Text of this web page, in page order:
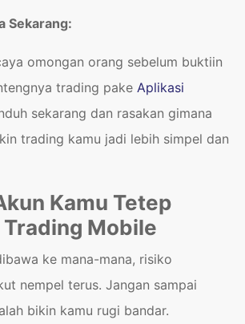
Sekarang:
omongan orang sebelum buktiin
trading pake Aplikasi
sekarang dan rasakan gimana
trading kamu jadi lebih simpel dan
Kamu Tetep
Mobile
ke mana-mana, risiko
nempel terus. Jangan sampai
bikin kamu rugi bandar.